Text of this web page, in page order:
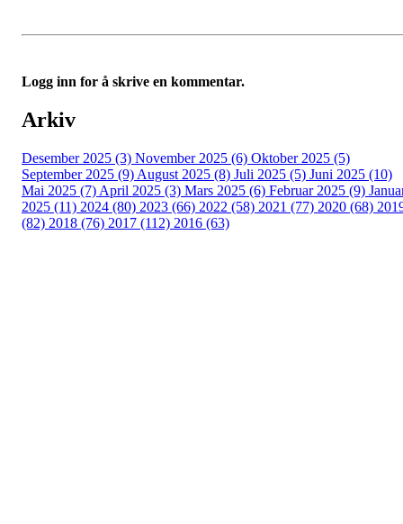
Logg inn for å skrive en kommentar.
Arkiv
Desember 2025 (3) November 2025 (6) Oktober 2025 (5)
September 2025 (9) August 2025 (8) Juli 2025 (5) Juni 2025 (10)
Mai 2025 (7) April 2025 (3) Mars 2025 (6) Februar 2025 (9)
2025 (11) 2024 (80) 2023 (66) 2022 (58) 2021 (77) 2020 (68)
(82) 2018 (76) 2017 (112) 2016 (63)